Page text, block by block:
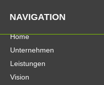
NAVIGATION
Home
Unternehmen
Leistungen
Vision